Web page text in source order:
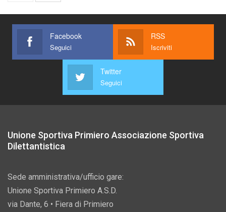
Facebook
Seguici
RSS
Iscriviti
Twitter
Seguici
Unione Sportiva Primiero Associazione Sportiva
Dilettantistica
Sede amministrativa/ufficio gare:
Unione Sportiva Primiero A.S.D.
via Dante, 6 • Fiera di Primiero